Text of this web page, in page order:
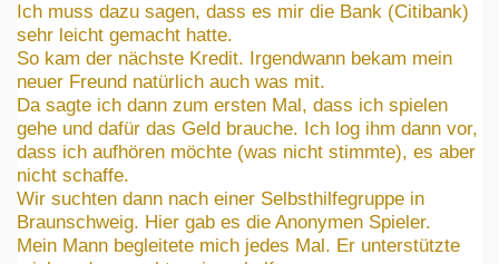
Ich muss dazu sagen, dass es mir die Bank (Citibank)
sehr leicht gemacht hatte.
So kam der nächste Kredit. Irgendwann bekam mein
neuer Freund natürlich auch was mit.
Da sagte ich dann zum ersten Mal, dass ich spielen
gehe und dafür das Geld brauche. Ich log ihm dann vor,
dass ich aufhören möchte (was nicht stimmte), es aber
nicht schaffe.
Wir suchten dann nach einer Selbsthilfegruppe in
Braunschweig. Hier gab es die Anonymen Spieler.
Mein Mann begleitete mich jedes Mal. Er unterstützte